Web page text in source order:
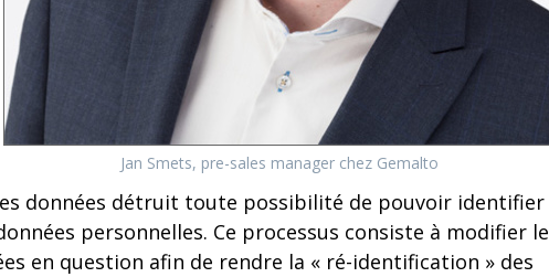
Jan Smets, pre-sales manager chez Gemalto
données détruit toute possibilité de pouvoir identifier
personnelles. Ce processus consiste à modifier le
en question afin de rendre la « ré-identification » des